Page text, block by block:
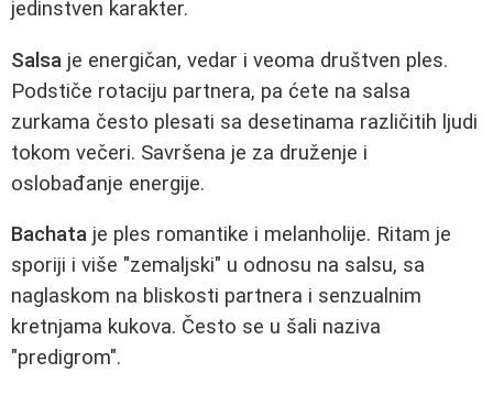
jedinstven karakter.
Salsa je energičan, vedar i veoma društven ples.
Podstiče rotaciju partnera, pa ćete na salsa
zurkama često plesati sa desetinama različitih ljudi
tokom večeri. Savršena je za druženje i
oslobađanje energije.
Bachata je ples romantike i melanholije. Ritam je
sporiji i više "zemaljski" u odnosu na salsu, sa
naglaskom na bliskosti partnera i senzualnim
kretnjama kukova. Često se u šali naziva
"predigrom".